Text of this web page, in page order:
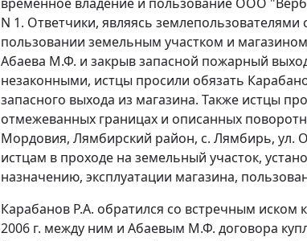
N 1. Ответчики, являясь
пользовании земельным участком и
Абаева М.Ф. и закрыв запасной пожарный
незаконными, истцы просили обязать
запасного выхода из магазина. Также истцы
отмежеванных границах и описанных
Мордовия, Лямбирский район, с. Лямбирь, ул.
истцам в проходе на земельный участок,
назначению, эксплуатации магазина,
Карабанов Р.А. обратился со встречным
2006 г. между ним и Абаевым М.Ф. договора